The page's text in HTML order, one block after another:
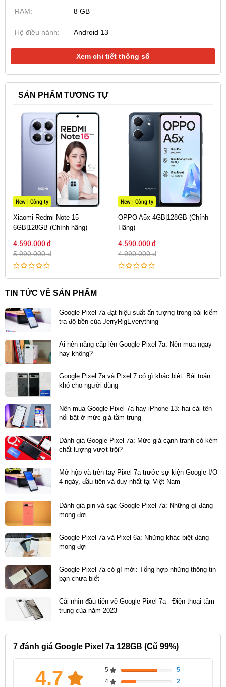
Viền máy được bo góc 2D để mang lại cảm giác thoải
loại chạy dọc trong camera, tạo sự đồng nhất về màu
sắc giữa mặt lưng và camera, tạo ra một sự hòa sắc
đẹp mắt.
Màn hình của Google Pixel 7a 128GB cũ có kích
thước khá nhỏ, chỉ 6.1 inch, giúp dễ dàng sử dụng và
tiện lợi. Với kích thước tổng thể là 152 x 72.9 x 9.0mm
và cân nặng 193.5 gram, Google Pixel 7a cũ đẹp nhẹ
nhàng và dễ dàng di chuyển mà không gây cảm giác
nặng nề hay chiếm diện tích.
Phần thân máy của Google Pixel 7a được làm từ
khung nhôm chắc chắn, trong khi mặt lưng được sử
dụng chất liệu nhựa thay vì kính cường lực sang
trọng. Ngoài ra, Google Pixel 7a cũ cũng có tiêu chuẩn
kháng nước và chống bụi IP67.
Đánh giá Google Pixel 7a cũ vềmàn hình:
Google Pixel 7a 128GB cũ được trang bị một màn
hình OLED có kích thước 6,1 inch và độ phân giải
2400 x 1080 pixel. Với tần số quét 90Hz, người dùng
có thể tận hưởng những trải nghiệm tuyệt vời khi sử
dụng smartphone. Màn hình này cung cấp hình ảnh
RAM: 8 GB
Hệ điều hành: Android 13
Xem chi tiết thông số
SẢN PHẨM TƯƠNG TỰ
New | Công ty
Xiaomi Redmi Note 15
6GB|128GB (Chính hãng)
4.590.000 đ
5.990.000 đ
New | Công ty
OPPO A5x 4GB|128GB (Chính
Hãng)
4.590.000 đ
4.990.000 đ
TIN TỨC VỀ SẢN PHẨM
Google Pixel 7a đạt hiệu suất ấn tượng trong bài kiểm
tra độ bền của JerryRigEverything
Ai nên nâng cấp lên Google Pixel 7a: Nên mua ngay
hay không?
Google Pixel 7a và Pixel 7 có gì khác biệt: Bài toán
khó cho người dùng
Nên mua Google Pixel 7a hay iPhone 13: hai cái tên
nổi bật ở mức giá tầm trung
Đánh giá Google Pixel 7a: Mức giá cạnh tranh có kèm
chất lượng vượt trội?
Mở hộp và trên tay Pixel 7a trước sự kiện Google I/O
4 ngày, đầu tiên và duy nhất tại Việt Nam
Đánh giá pin và sạc Google Pixel 7a: Những gì đáng
mong đợi
Google Pixel 7a và Pixel 6a: Những khác biệt đáng
mong đợi
Google Pixel 7a có gì mới: Tổng hợp những thông tin
bạn chưa biết
Cái nhìn đầu tiên về Google Pixel 7a - Điện thoại tầm
trung của năm 2023
7 đánh giá Google Pixel 7a 128GB (Cũ 99%)
4.7 5
71.4%
5
4
28.6%
2